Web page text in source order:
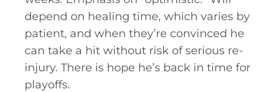
depend on healing time, which varies by
patient, and when they’re convinced he
can take a hit without risk of serious re-
injury. There is hope he’s back in time for
playoffs.